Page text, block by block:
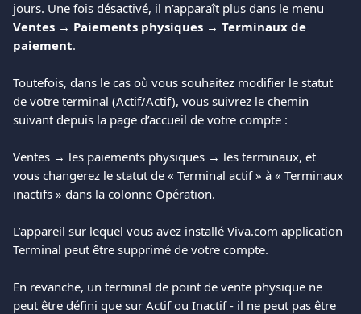
jours. Une fois désactivé, il n’apparaît plus dans le menu
Ventes → Paiements physiques → Terminaux de
paiement.
Toutefois, dans le cas où vous souhaitez modifier le statut
de votre terminal (Actif/Actif), vous suivrez le chemin
suivant depuis la page d’accueil de votre compte :
Ventes → les paiements physiques → les terminaux, et
vous changerez le statut de « Terminal actif » à « Terminaux
inactifs » dans la colonne Opération.
L’appareil sur lequel vous avez installé Viva.com application
Terminal peut être supprimé de votre compte.
En revanche, un terminal de point de vente physique ne
peut être défini que sur Actif ou Inactif - il ne peut pas être